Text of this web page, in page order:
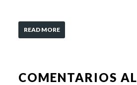
READ MORE
COMENTARIOS AL